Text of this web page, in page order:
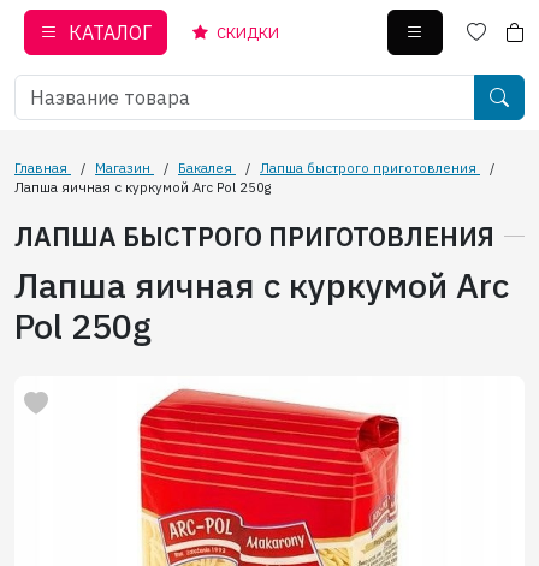
КАТАЛОГ СКИДКИ
Главная / Магазин / Бакалея / Лапша быстрого приготовления
/
Лапша яичная с куркумой Arc Pol 250g
ЛАПША БЫСТРОГО ПРИГОТОВЛЕНИЯ
Лапша яичная с куркумой Arc
Pol 250g